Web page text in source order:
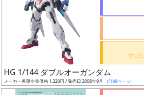
売
切
HG 1/144 ダブルオーガンダム
メーカー希望小売価格 1,320円 / 発売日 2008年9月 （詳細ページ）